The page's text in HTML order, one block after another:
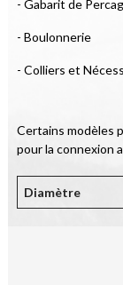
- Gabarit de
- Boulonnerie
- Colliers et
Certains modèles
pour la connexion
Diamètre